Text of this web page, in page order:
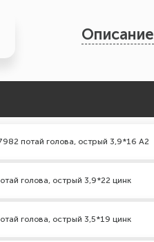
Описание
потай голова, острый 3,9*16 А2
голова, острый 3,9*22 цинк
голова, острый 3,5*19 цинк